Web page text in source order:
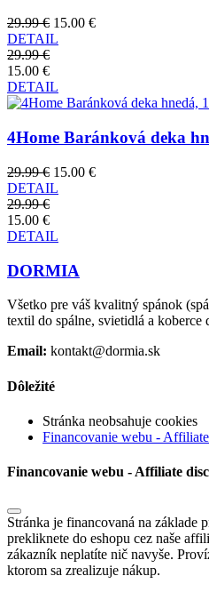
29.99 € 15.00 €
DETAIL
29.99 €
15.00 €
DETAIL
4Home Baránková deka
29.99 € 15.00 €
DETAIL
29.99 €
15.00 €
DETAIL
DORMIA
Všetko pre váš kvalitný spánok
textil do spálne, svietidlá a koberce
Email: kontakt@dormia.sk
Dôležité
Stránka neobsahuje cookies
Financovanie webu -
Financovanie webu - Affiliate
Stránka je financovaná na základe
prekliknete do eshopu cez naše
zákazník neplatíte nič navyše.
ktorom sa zrealizuje nákup.